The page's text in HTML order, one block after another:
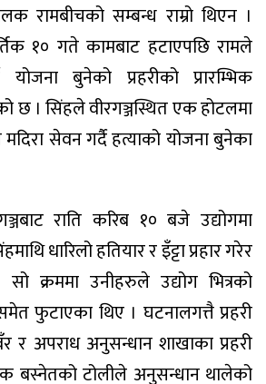
रामबीचको सम्बन्ध राम्रो थिएन ।
१० गते कामबाट हटाएपछि रामले
बुनेको प्रहरीको प्रारम्भिक
छ । सिंहले वीरगञ्जस्थित एक होटलमा
सेवन गर्दै हत्याको योजना बुनेका
राति करिब १० बजे उद्योगमा
धारिलो हतियार र इँट्टा प्रहार गरेर
क्रममा उनीहरुले उद्योग भित्रको
फुटाएका थिए । घटनालगत्तै प्रहरी
र अपराध अनुसन्धान शाखाका प्रहरी
बस्नेतको टोलीले अनुसन्धान थालेको